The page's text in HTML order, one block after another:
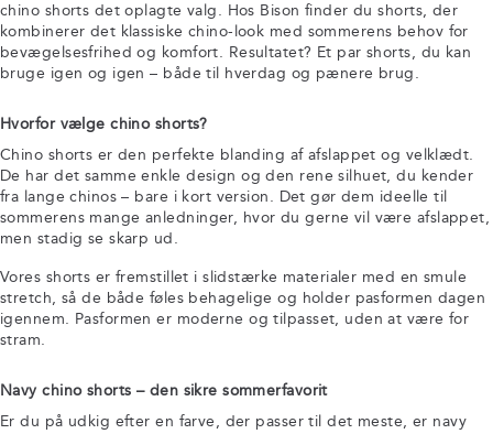
chino shorts det oplagte valg. Hos Bison finder du shorts, der
kombinerer det klassiske chino-look med sommerens behov for
bevægelsesfrihed og komfort. Resultatet? Et par shorts, du kan
bruge igen og igen – både til hverdag og pænere brug.
Hvorfor vælge chino shorts?
Chino shorts er den perfekte blanding af afslappet og velklædt.
De har det samme enkle design og den rene silhuet, du kender
fra lange chinos – bare i kort version. Det gør dem ideelle til
sommerens mange anledninger, hvor du gerne vil være afslappet,
men stadig se skarp ud.
Vores shorts er fremstillet i slidstærke materialer med en smule
stretch, så de både føles behagelige og holder pasformen dagen
igennem. Pasformen er moderne og tilpasset, uden at være for
stram.
Navy chino shorts – den sikre sommerfavorit
Er du på udkig efter en farve, der passer til det meste, er navy